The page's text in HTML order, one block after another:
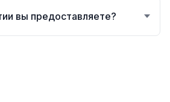
вы предоставляете?